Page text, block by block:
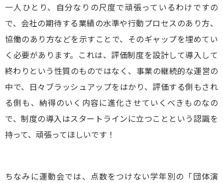
一人ひとり、自分なりの尺度で頑張っているわけですの
で、会社の期待する業績の水準や行動プロセスのあり方、
協働のあり方などを示すことで、そのギャップを埋めてい
く必要があります。これは、評価制度を設計して導入して
終わりという性質のものではなく、事業の継続的な運営の
中で、日々ブラッシュアップをはかり、評価する側もされ
る側も、納得のいく内容に進化させていくべきものなの
で、制度の導入はスタートラインに立つことという認識を
持って、頑張ってほしいです！
ちなみに運動会では、点数をつけない学年別の「団体演